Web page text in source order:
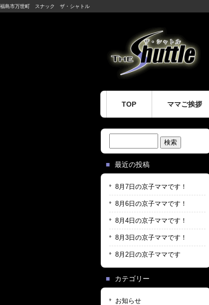
福島市万世町 スナック ザ・シャトル
TOP ママご挨拶
索:
最近の投稿
8月7日の京子ママです！
8月6日の京子ママです！
8月4日の京子ママです！
8月3日の京子ママです！
8月2日の京子ママです
カテゴリー
お知らせ